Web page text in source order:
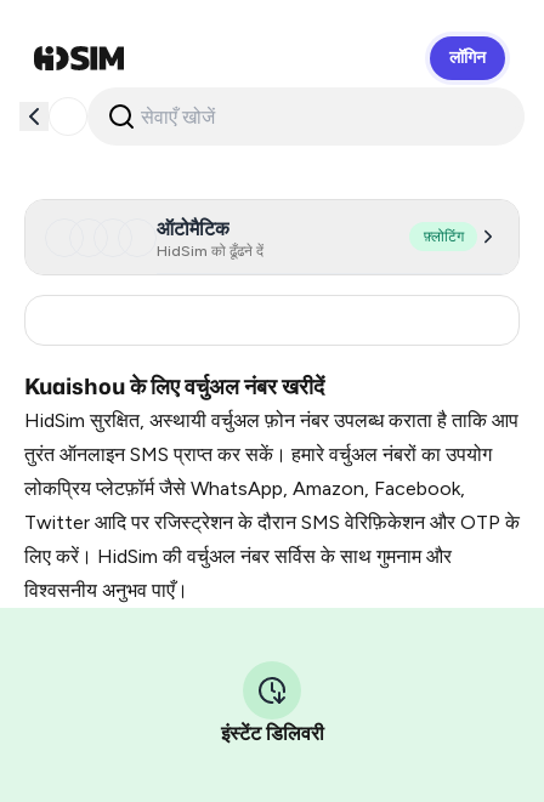
लॉगिन
ऑटोमैटिक
HidSim को ढूँढने दें
फ़्लोटिंग
Kuaishou के लिए वर्चुअल नंबर खरीदें
HidSim सुरक्षित, अस्थायी वर्चुअल फ़ोन नंबर उपलब्ध कराता है ताकि आप
तुरंत ऑनलाइन SMS प्राप्त कर सकें। हमारे वर्चुअल नंबरों का उपयोग
लोकप्रिय प्लेटफ़ॉर्म जैसे WhatsApp, Amazon, Facebook,
Twitter आदि पर रजिस्ट्रेशन के दौरान SMS वेरिफ़िकेशन और OTP के
लिए करें। HidSim की वर्चुअल नंबर सर्विस के साथ गुमनाम और
विश्वसनीय अनुभव पाएँ।
इंस्टेंट डिलिवरी